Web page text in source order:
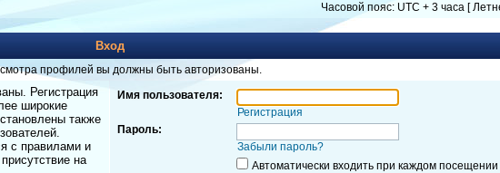
Часовой пояс: UTC + 3 часа [
Вход
профилей вы должны быть авторизованы.
Регистрация
широкие
также
с правилами и
на
Имя пользователя:
Регистрация
Пароль:
Забыли пароль?
Автоматически входить при каждом посещении